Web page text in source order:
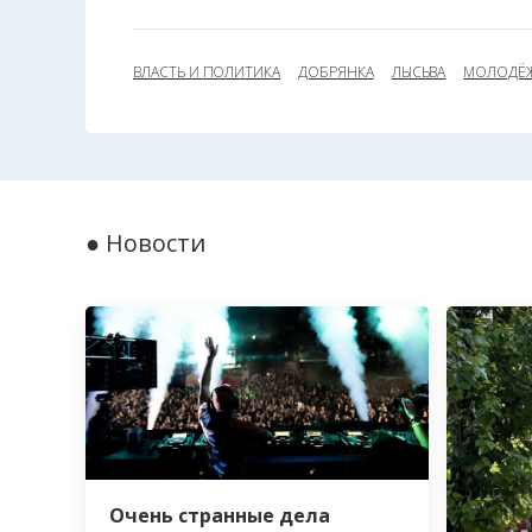
ВЛАСТЬ И ПОЛИТИКА ДОБРЯНКА ЛЫСЬВА
● Новости
Очень странные дела